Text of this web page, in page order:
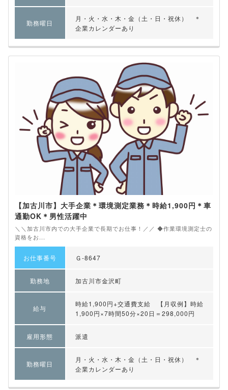
勤務曜日
月・火・水・木・金（土・日・祝休） ＊
企業カレンダーあり
【加古川市】大手企業＊環境測定業務＊時給1,900円＊車
通勤OK＊男性活躍中
＼＼加古川市内での大手企業で長期でお仕事！／／ ◆作業環境測定士の
資格をお...
お仕事番号 Ｇ-8647
勤務地 加古川市金沢町
給与
時給1,900円+交通費支給 【月収例】時給
1,900円×7時間50分×20日＝298,000円
雇用形態 派遣
勤務曜日
月・火・水・木・金（土・日・祝休） ＊
企業カレンダーあり